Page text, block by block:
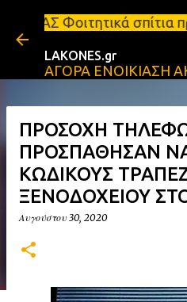
Μετάβαση στο
σπίτια προς ενοικίαση
LAKONES.gr
ΑΓΟΡΑ ΕΝΟΙΚΙΑΣΗ
ΠΡΟΣΟΧΗ
ΠΡΟΣΠΑΘΗΣΑΝ
ΚΩΔΙΚΟΥΣ
ΞΕΝΟΔΟΧΕΙΟΥ
Αυγούστου 30, 2020